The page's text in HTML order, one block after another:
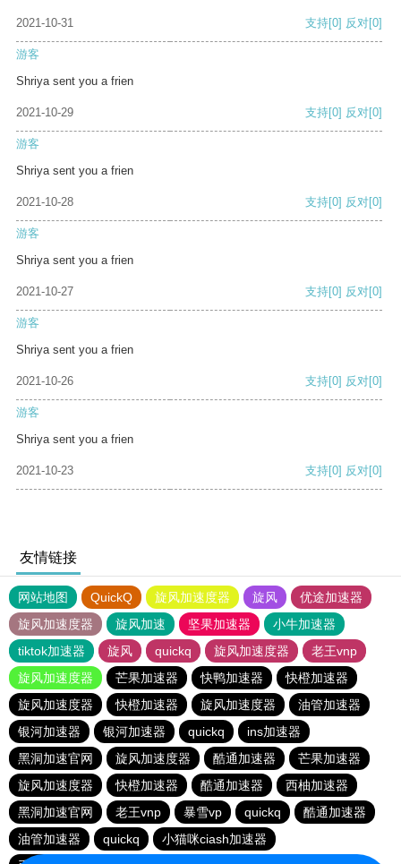
2021-10-31 支持[0] 反对[0]
游客
Shriya sent you a frien
2021-10-29 支持[0] 反对[0]
游客
Shriya sent you a frien
2021-10-28 支持[0] 反对[0]
游客
Shriya sent you a frien
2021-10-27 支持[0] 反对[0]
游客
Shriya sent you a frien
2021-10-26 支持[0] 反对[0]
游客
Shriya sent you a frien
2021-10-23 支持[0] 反对[0]
友情链接
网站地图 QuickQ 旋风加速度器 旋风
优途加速器
旋风加速度器
旋风加速 坚果加速器
小牛加速器
tiktok加速器
旋风 quickq 旋风加速度器
老王vnp
旋风加速度器
芒果加速器 快鸭加速器
快橙加速器
旋风加速度器
快橙加速器 旋风加速度器
油管加速器
银河加速器
银河加速器 quickq
ins加速器
黑洞加速官网
旋风加速度器 酷通加速器
芒果加速器
旋风加速度器
快橙加速器 酷通加速器
西柚加速器
黑洞加速官网
老王vnp 暴雪vp quickq
酷通加速器
油管加速器
quickq
小猫咪ciash加速器